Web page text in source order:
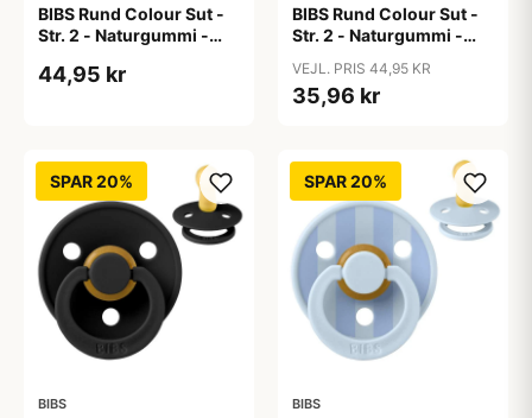
BIBS Rund Colour Sut -
Str. 2 - Naturgummi -
44,95 kr
BIBS Rund Colour Sut -
Str. 2 - Naturgummi -
VEJL. PRIS 44,95 KR
35,96 kr
SPAR 20%
BIBS
SPAR 20%
BIBS